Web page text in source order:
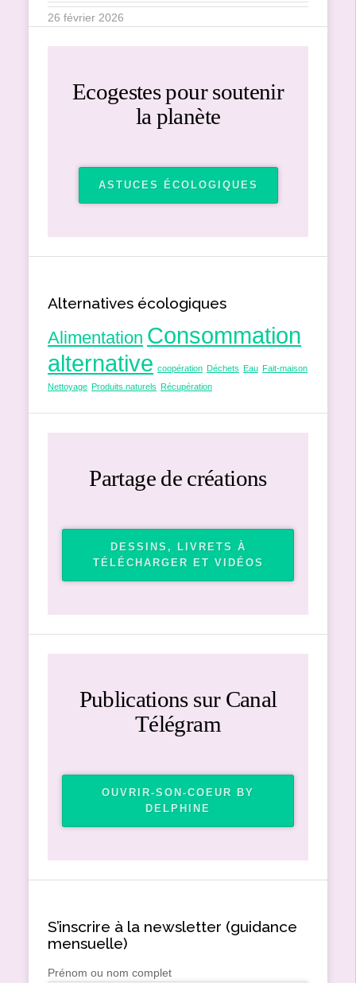
26 février 2026
Ecogestes pour soutenir
la planète
ASTUCES ÉCOLOGIQUES
Alternatives écologiques
Alimentation Consommation
alternative coopération Déchets Eau Fait-maison
Nettoyage Produits naturels Récupération
Partage de créations
DESSINS, LIVRETS À
TÉLÉCHARGER ET VIDÉOS
Publications sur Canal
Télégram
OUVRIR-SON-COEUR BY
DELPHINE
S’inscrire à la newsletter (guidance
mensuelle)
Prénom ou nom complet